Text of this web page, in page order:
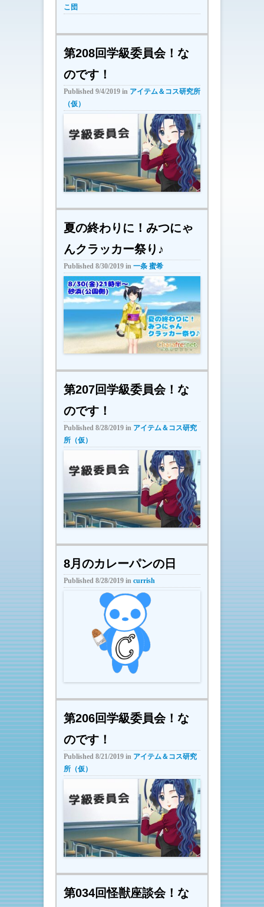
こ団
第208回学級委員会！な
のです！
Published 9/4/2019 in アイテム＆コス研究所
（仮）
夏の終わりに！みつにゃ
んクラッカー祭り♪
Published 8/30/2019 in 一条 蜜希
第207回学級委員会！な
のです！
Published 8/28/2019 in アイテム＆コス研究
所（仮）
8月のカレーパンの日
Published 8/28/2019 in currish
第206回学級委員会！な
のです！
Published 8/21/2019 in アイテム＆コス研究
所（仮）
第034回怪獣座談会！な